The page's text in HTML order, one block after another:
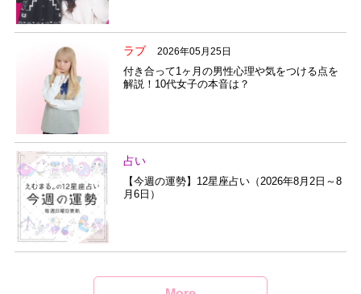
ラブ 2026年05月25日
付き合って1ヶ月の男性心理や気をつける点を
解説！10代女子の本音は？
占い
【今週の運勢】12星座占い（2026年8月2日～8
月6日）